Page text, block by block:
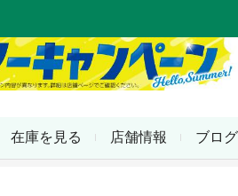
在庫を見る 店舗情報 ブログ